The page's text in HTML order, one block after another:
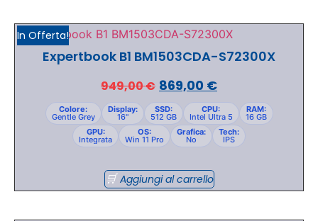
In Offerta!
Expertbook B1 BM1503CDA-S72300X
949,00€ 869,00 €
Colore:
Gentle Grey
Display:
16"
SSD:
512 GB
CPU:
Intel Ultra 5
RAM:
16 GB
GPU:
Integrata
OS:
Win 11 Pro
Grafica:
No
Tech:
IPS
Aggiungi al carrello